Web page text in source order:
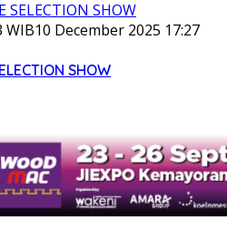
WIB10 December 2025 17:27
SHOW